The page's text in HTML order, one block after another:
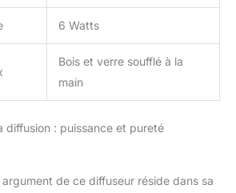
6 Watts
Bois et verre soufflé à la
main
diffusion : puissance et pureté
de ce diffuseur réside dans sa